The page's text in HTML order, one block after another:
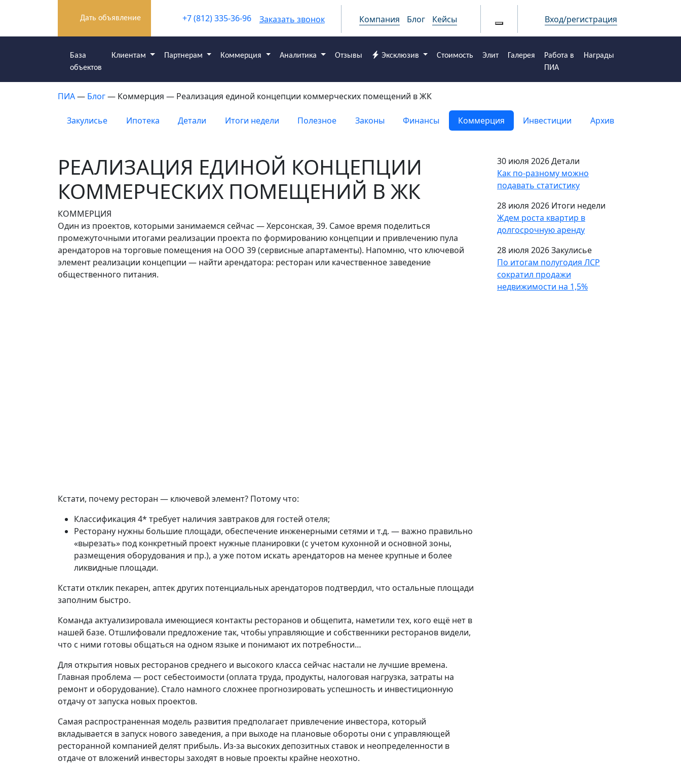
Дать объявление +7 (812) 335-36-96 Заказать звонок Компания Блог Кейсы Вход/регистрация
База
объектов
Клиентам Партнерам Коммерция Аналитика Отзывы Эксклюзив Стоимость Элит Галерея
Работа в
ПИА
Награды
ПИА— Блог— Коммерция — Реализация единой концепции коммерческих помещений в ЖК
Закулисье Ипотека Детали Итоги недели Полезное Законы Финансы Коммерция Инвестиции Архив
РЕАЛИЗАЦИЯ ЕДИНОЙ КОНЦЕПЦИИ
КОММЕРЧЕСКИХ ПОМЕЩЕНИЙ В ЖК
КОММЕРЦИЯ
Один из проектов, которыми занимаемся сейчас — Херсонская, 39. Самое время поделиться
промежуточными итогами реализации проекта по формированию концепции и привлечению пула
арендаторов на торговые помещения на ООО 39 (сервисные апартаменты). Напомню, что ключевой
элемент реализации концепции — найти арендатора: ресторан или качественное заведение
общественного питания.
Кстати, почему ресторан — ключевой элемент? Потому что:
Классификация 4* требует наличия завтраков для гостей отеля;
Ресторану нужны большие площади, обеспечение инженерными сетями и т.д. — важно правильно
«вырезать» под конкретный проект нужные планировки (с учетом кухонной и основной зоны,
размещения оборудования и пр.), а уже потом искать арендаторов на менее крупные и более
ликвидные площади.
Кстати отклик пекарен, аптек других потенциальных арендаторов подтвердил, что остальные площади
заполним быстро.
Команда актуализировала имеющиеся контакты ресторанов и общепита, наметили тех, кого ещё нет в
нашей базе. Отшлифовали предложение так, чтобы управляющие и собственники ресторанов видели,
что с ними готовы общаться на одном языке и понимают их потребности…
Для открытия новых ресторанов среднего и высокого класса сейчас настали не лучшие времена.
Главная проблема — рост себестоимости (оплата труда, продукты, налоговая нагрузка, затраты на
ремонт и оборудование). Стало намного сложнее прогнозировать успешность и инвестиционную
отдачу от запуска новых проектов.
Самая распространенная модель развития предполагает привлечение инвестора, который
вкладывается в запуск нового заведения, а при выходе на плановые обороты они с управляющей
ресторанной компанией делят прибыль. Из-за высоких депозитных ставок и неопределенности в
отдаче от вложений инвесторы заходят в новые проекты крайне неохотно.
30 июля 2026Детали
Как по-разному можно
подавать статистику
28 июля 2026 Итоги недели
Ждем роста квартир в
долгосрочную аренду
28 июля 2026Закулисье
По итогам полугодия ЛСР
сократил продажи
недвижимости на 1,5%